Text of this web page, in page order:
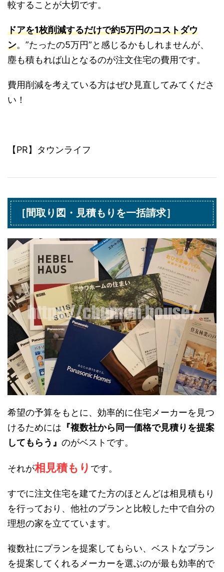
較することが大切です。
ドアを1枚削減するだけで約5万円のコストダウ
ン。”たったの5万円”と感じるかもしれませんが、
塵も積もれば山となるのが注文住宅の費用です。
費用削減を考えている方はぜひ見直してみてくださ
い！
【PR】タウンライフ
［間取り図・見積もりを一括請求］
希望の予算をもとに、効率的に住宅メーカーを見つ
けるためには 『複数社から同一価格で見積りを提案
してもらう』 のがベストです。
それが相見積もり です。
すでに注文住宅を建てた方のほとんどは相見積もり
を行っており、他社のプランと比較した中で自分の
理想の家を立てています。
複数社にプランを提案してもらい、ベストなプラン
を提案してくれるメーカーを選ぶのが最も効率的で